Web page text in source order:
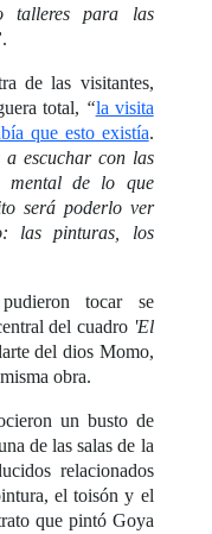
talleres para las
.
de las visitantes,
total, “la visita
que esto existía.
a escuchar con las
mental de lo que
será poderlo ver
las pinturas, los
tocar se
del cuadro 'El
del dios Momo,
obra.
un busto de
de las salas de la
relacionados
el toisón y el
que pintó Goya